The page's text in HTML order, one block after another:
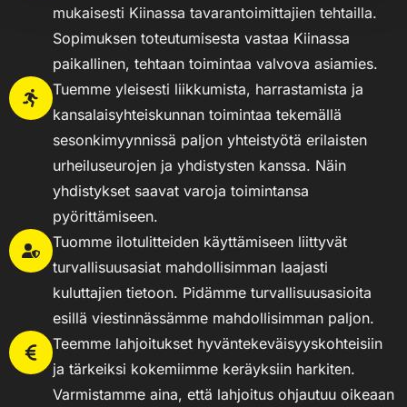
mukaisesti Kiinassa tavarantoimittajien tehtailla.
Sopimuksen toteutumisesta vastaa Kiinassa
paikallinen, tehtaan toimintaa valvova asiamies.
Tuemme yleisesti liikkumista, harrastamista ja
kansalaisyhteiskunnan toimintaa tekemällä
sesonkimyynnissä paljon yhteistyötä erilaisten
urheiluseurojen ja yhdistysten kanssa. Näin
yhdistykset saavat varoja toimintansa
pyörittämiseen.
Tuomme ilotulitteiden käyttämiseen liittyvät
turvallisuusasiat mahdollisimman laajasti
kuluttajien tietoon. Pidämme turvallisuusasioita
esillä viestinnässämme mahdollisimman paljon.
Teemme lahjoitukset hyväntekeväisyyskohteisiin
ja tärkeiksi kokemiimme keräyksiin harkiten.
Varmistamme aina, että lahjoitus ohjautuu oikeaan